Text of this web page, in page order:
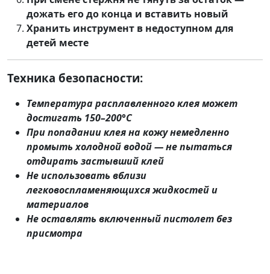
дожать его до конца и вставить новый
Хранить инструмент в недоступном для
детей месте
Техника безопасности:
Температура расплавленного клея может
достигать 150–200°C
При попадании клея на кожу немедленно
промыть холодной водой — не пытаться
отдирать застывший клей
Не использовать вблизи
легковоспламеняющихся жидкостей и
материалов
Не оставлять включенный пистолет без
присмотра